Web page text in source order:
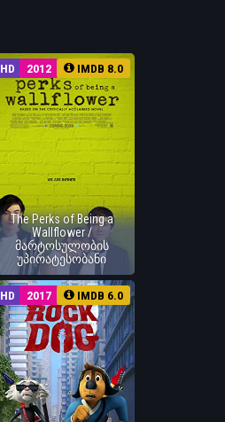
HD 2012 IMDB 8.0
The Perks of Being a
Wallflower /
მარტოსულობის
უპირატესობანი
HD 2017 IMDB 6.0